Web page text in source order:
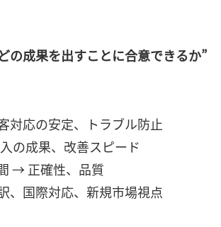
の成果を出すことに合意できるか”
対応の安定、トラブル防止
の成果、改善スピード
→ 正確性、品質
、国際対応、新規市場視点